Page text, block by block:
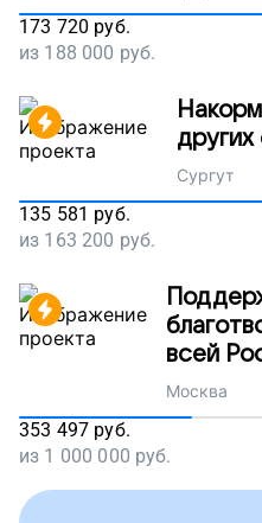
173 720 руб.
из 188 000 руб.
Сургут
135 581 руб.
из 163 200 руб.
всей
Москва
353 497 руб.
из 1 000 000 руб.